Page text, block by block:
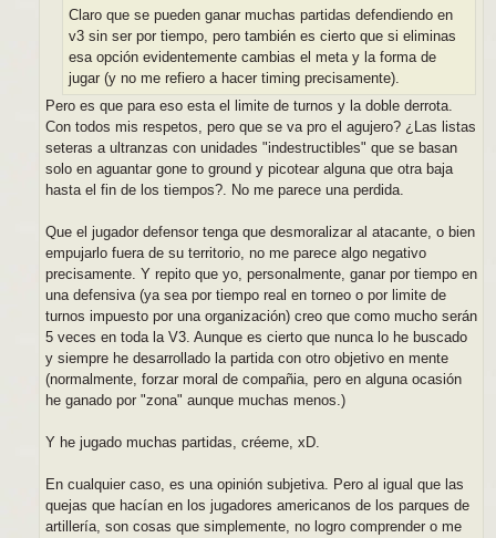
Claro que se pueden ganar muchas partidas defendiendo en
v3 sin ser por tiempo, pero también es cierto que si eliminas
esa opción evidentemente cambias el meta y la forma de
jugar (y no me refiero a hacer timing precisamente).
Pero es que para eso esta el limite de turnos y la doble derrota.
Con todos mis respetos, pero que se va pro el agujero? ¿Las listas
seteras a ultranzas con unidades "indestructibles" que se basan
solo en aguantar gone to ground y picotear alguna que otra baja
hasta el fin de los tiempos?. No me parece una perdida.
Que el jugador defensor tenga que desmoralizar al atacante, o bien
empujarlo fuera de su territorio, no me parece algo negativo
precisamente. Y repito que yo, personalmente, ganar por tiempo en
una defensiva (ya sea por tiempo real en torneo o por limite de
turnos impuesto por una organización) creo que como mucho serán
5 veces en toda la V3. Aunque es cierto que nunca lo he buscado
y siempre he desarrollado la partida con otro objetivo en mente
(normalmente, forzar moral de compañia, pero en alguna ocasión
he ganado por "zona" aunque muchas menos.)
Y he jugado muchas partidas, créeme, xD.
En cualquier caso, es una opinión subjetiva. Pero al igual que las
quejas que hacían en los jugadores americanos de los parques de
artillería, son cosas que simplemente, no logro comprender o me